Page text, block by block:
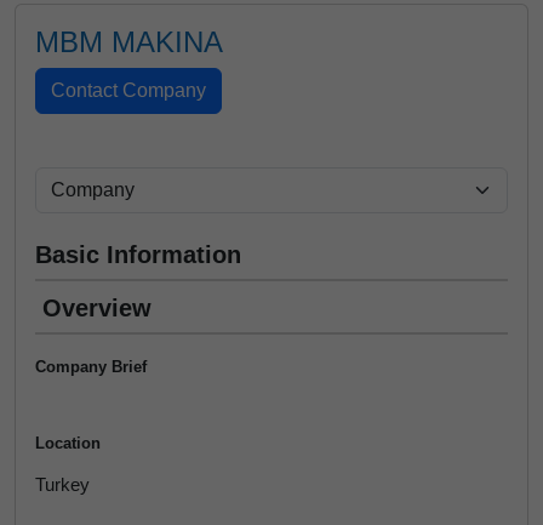
MBM MAKINA
Basic Information
Overview
Company Brief
Location
Turkey